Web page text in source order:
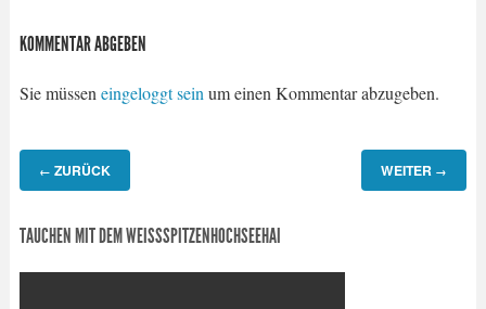
KOMMENTAR ABGEBEN
Sie müssen eingeloggt sein um einen Kommentar abzugeben.
← ZURÜCK WEITER →
TAUCHEN MIT DEM WEISSSPITZENHOCHSEEHAI